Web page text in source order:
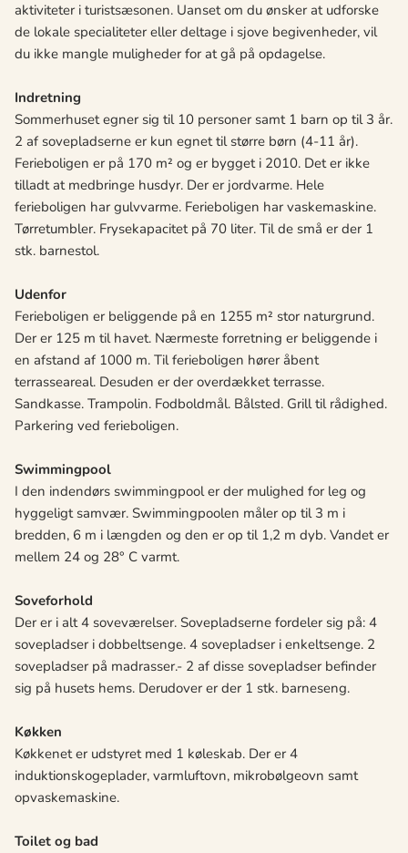
aktiviteter i turistsæsonen. Uanset om du ønsker at udforske
de lokale specialiteter eller deltage i sjove begivenheder, vil
du ikke mangle muligheder for at gå på opdagelse.
Indretning
Sommerhuset egner sig til 10 personer samt 1 barn op til 3 år.
2 af sovepladserne er kun egnet til større børn (4-11 år).
Ferieboligen er på 170 m² og er bygget i 2010. Det er ikke
tilladt at medbringe husdyr. Der er jordvarme. Hele
ferieboligen har gulvvarme. Ferieboligen har vaskemaskine.
Tørretumbler. Frysekapacitet på 70 liter. Til de små er der 1
stk. barnestol.
Udenfor
Ferieboligen er beliggende på en 1255 m² stor naturgrund.
Der er 125 m til havet. Nærmeste forretning er beliggende i
en afstand af 1000 m. Til ferieboligen hører åbent
terrasseareal. Desuden er der overdækket terrasse.
Sandkasse. Trampolin. Fodboldmål. Bålsted. Grill til rådighed.
Parkering ved ferieboligen.
Swimmingpool
I den indendørs swimmingpool er der mulighed for leg og
hyggeligt samvær. Swimmingpoolen måler op til 3 m i
bredden, 6 m i længden og den er op til 1,2 m dyb. Vandet er
mellem 24 og 28° C varmt.
Soveforhold
Der er i alt 4 soveværelser. Sovepladserne fordeler sig på: 4
sovepladser i dobbeltsenge. 4 sovepladser i enkeltsenge. 2
sovepladser på madrasser.- 2 af disse sovepladser befinder
sig på husets hems. Derudover er der 1 stk. barneseng.
Køkken
Køkkenet er udstyret med 1 køleskab. Der er 4
induktionskogeplader, varmluftovn, mikrobølgeovn samt
opvaskemaskine.
Toilet og bad